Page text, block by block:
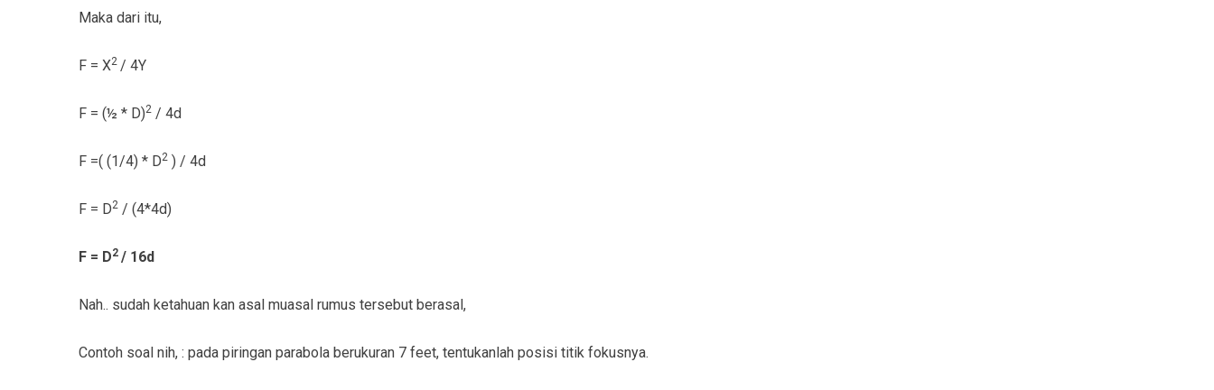
Maka dari itu,
F = X2 / 4Y
F = (½ * D)2 / 4d
F =( (1/4) * D2 ) / 4d
F = D2 / (4*4d)
F = D2 / 16d
Nah.. sudah ketahuan kan asal muasal rumus tersebut berasal,
Contoh soal nih, : pada piringan parabola berukuran 7 feet, tentukanlah posisi titik fokusnya.